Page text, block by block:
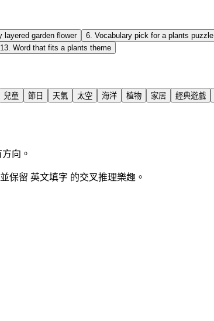
layered garden flower 6 Vocabulary pick for a plants puzzle
13 Word that fits a plants theme
兒童 節日 天氣 太空 海洋 植物 家居 經典遊戲
向。
保留 英文填字 的交叉推理樂趣。